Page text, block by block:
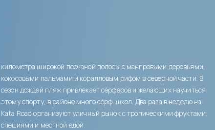
километра широкой песчаной полосы с мангровыми деревьями,
кокосовыми пальмами и коралловым рифом в северной части. В
сезон дождей пляж привлекает сёрферов и желающих научиться
этому спорту, в районе много сёрф-школ. Два раза в неделю на
Kata Road организуют уличный рынок с тропическими фруктами,
специями и местной едой.